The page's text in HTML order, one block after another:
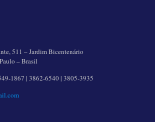
511 – Jardim Bicentenário
– Brasil
1867 | 3862-6540 | 3805-3935